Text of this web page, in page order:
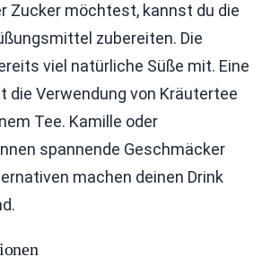
Zucker möchtest, kannst du die
zubereiten. Die
viel natürliche Süße mit. Eine
die Verwendung von Kräutertee
Tee. Kamille oder
spannende Geschmäcker
machen deinen Drink